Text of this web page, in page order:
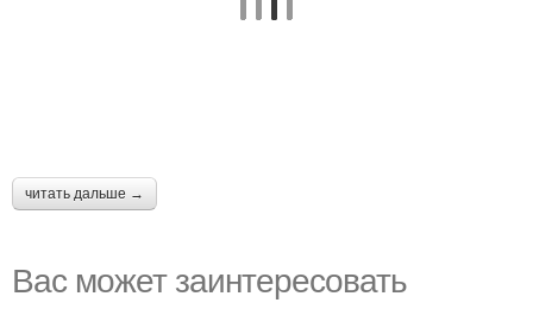
читать дальше →
Вас может заинтересовать